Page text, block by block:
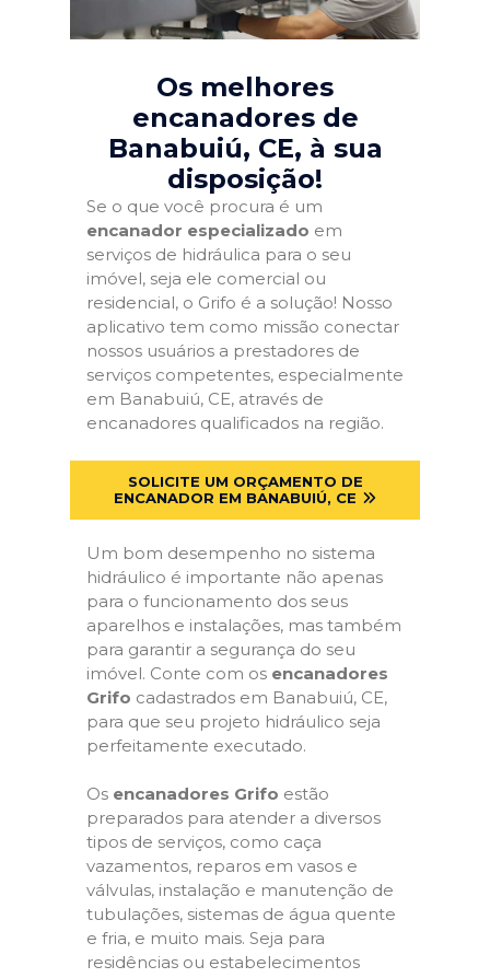
Os melhores
encanadores de
Banabuiú, CE, à sua
disposição!
Se o que você procura é um
encanador especializado em
serviços de hidráulica para o seu
imóvel, seja ele comercial ou
residencial, o Grifo é a solução! Nosso
aplicativo tem como missão conectar
nossos usuários a prestadores de
serviços competentes, especialmente
em Banabuiú, CE, através de
encanadores qualificados na região.
SOLICITE UM ORÇAMENTO DE
ENCANADOR EM BANABUIÚ, CE
Um bom desempenho no sistema
hidráulico é importante não apenas
para o funcionamento dos seus
aparelhos e instalações, mas também
para garantir a segurança do seu
imóvel. Conte com os encanadores
Grifo cadastrados em Banabuiú, CE,
para que seu projeto hidráulico seja
perfeitamente executado.
Os encanadores Grifo estão
preparados para atender a diversos
tipos de serviços, como caça
vazamentos, reparos em vasos e
válvulas, instalação e manutenção de
tubulações, sistemas de água quente
e fria, e muito mais. Seja para
residências ou estabelecimentos